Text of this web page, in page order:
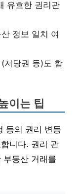
유효한 권리관
정보 일치 여
저당권 등)도 함
이는 팁
등의 권리 변동
니다. 권리 관
부동산 거래를